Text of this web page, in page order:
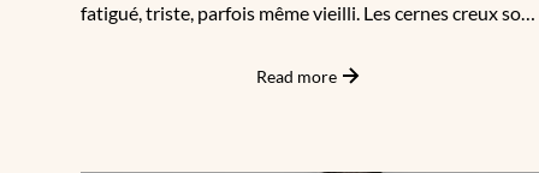
fatigué, triste, parfois même vieilli. Les cernes creux sont
médecine esthétique. Et pour cause : ils trahissent
Read more